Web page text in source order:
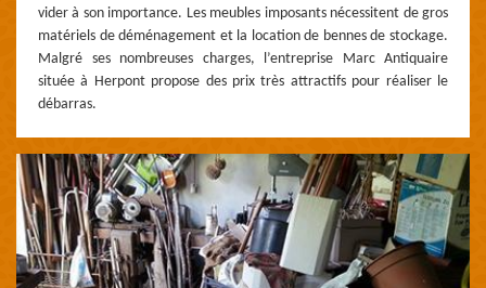
vider à son importance. Les meubles imposants nécessitent de gros
matériels de déménagement et la location de bennes de stockage.
Malgré ses nombreuses charges, l’entreprise Marc Antiquaire
située à Herpont propose des prix très attractifs pour réaliser le
débarras.